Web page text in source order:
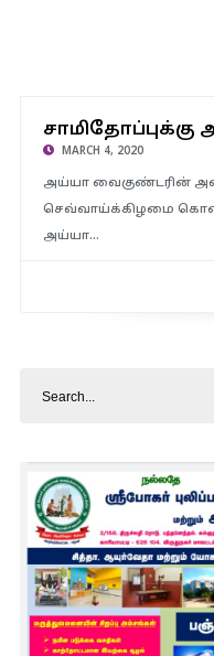
சாமிதோப்புக்கு
MARCH 4, 2020
அய்யா வைகுண்டரின்
செவ்வாய்க்கிழமை
அய்யா…